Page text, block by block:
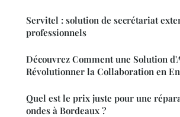
Servitel : solution de secrétariat
professionnels
Découvrez Comment une Solution
Révolutionner la Collaboration en
Quel est le prix juste pour une
ondes à Bordeaux ?